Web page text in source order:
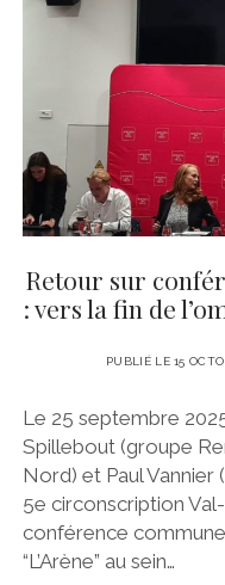
Retour sur
: vers la fin de
PUBLIÉ LE 15
Le 25 septembre
Spillebout (groupe
Nord) et Paul Vannier
5e circonscription
conférence
“L’Arène” au sein…